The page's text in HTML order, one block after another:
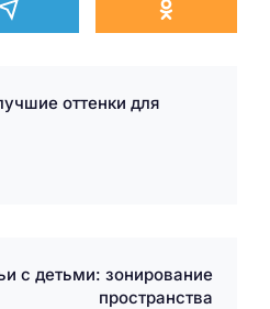
оттенки для
с детьми: зонирование
пространства